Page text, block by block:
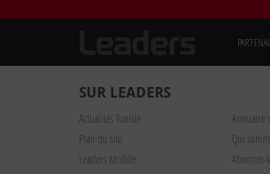
SUR LEADERS
Actualités Tunisie Annuaire
Plan du site
Qui
Leaders Mobile
Abonnez-